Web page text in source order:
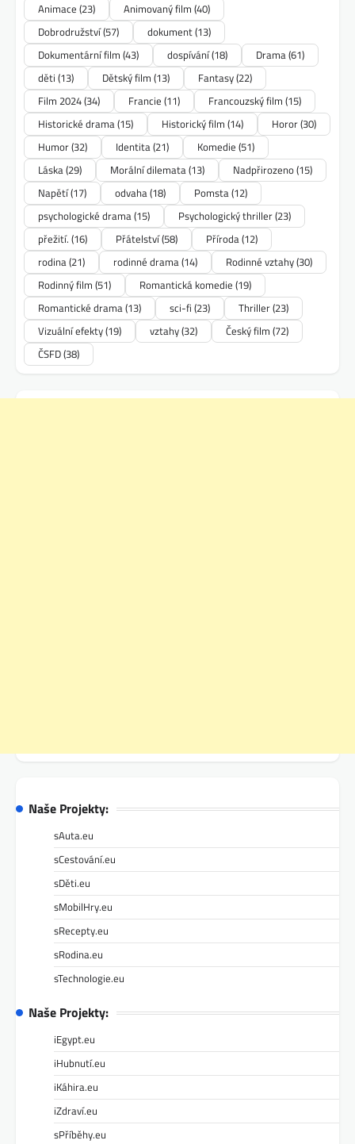
Animace (23) Animovaný film (40)
Dobrodružství(57) dokument(13)
Dokumentární film (43) dospívání(18) Drama(61)
děti (13) Dětský film (13) Fantasy(22)
Film 2024(34) Francie (11) Francouzský film (15)
Historické drama(15) Historický film (14) Horor(30)
Humor(32) Identita(21) Komedie (51)
Láska(29) Morální dilemata(13) Nadpřirozeno(15)
Napětí(17) odvaha(18) Pomsta(12)
psychologické drama(15) Psychologický thriller(23)
přežití. (16) Přátelství(58) Příroda(12)
rodina(21) rodinné drama(14) Rodinné vztahy(30)
Rodinný film (51) Romantická komedie (19)
Romantické drama(13) sci-fi (23) Thriller(23)
Vizuální efekty(19) vztahy(32) Český film (72)
ČSFD(38)
Naše Projekty:
sAuta.eu
sCestování.eu
sDěti.eu
sMobilHry.eu
sRecepty.eu
sRodina.eu
sTechnologie.eu
Naše Projekty:
iEgypt.eu
iHubnutí.eu
iKáhira.eu
iZdraví.eu
sPříběhy.eu